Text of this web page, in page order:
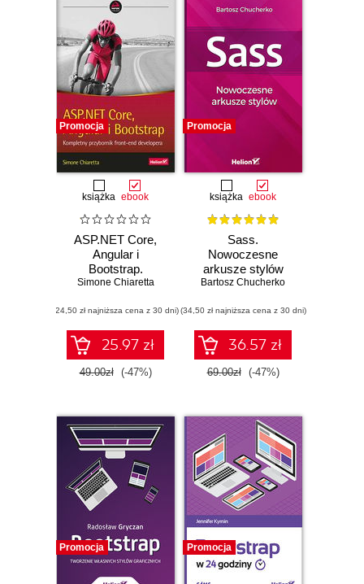
Promocja
książka ebook
ASP.NET Core,
Angular i
Bootstrap.
Kompletny
end developera
Simone Chiaretta
(24,50 zł najniższa cena z 30 dni)
25.97 zł
49.00zł (-47%)
Promocja
książka ebook
Sass.
Nowoczesne
arkusze stylów
Bartosz Chucherko
(34,50 zł najniższa cena z 30 dni)
36.57 zł
69.00zł (-47%)
Promocja Promocja